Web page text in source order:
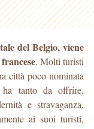
del Belgio, viene
. Molti turisti
città poco nominata
tanto da offrire.
e stravaganza,
ai suoi turisti,